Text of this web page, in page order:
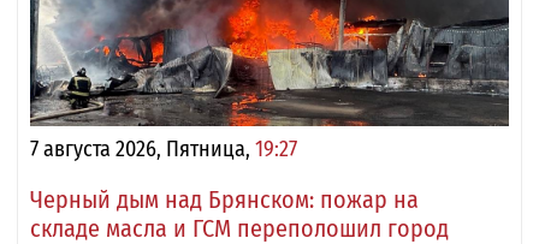
7 августа 2026, Пятница, 19:27
Черный дым над Брянском: пожар на
складе масла и ГСМ переполошил город